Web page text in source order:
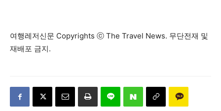
여행레저신문 Copyrights ⓒ The Travel News. 무단전재 및
재배포 금지.